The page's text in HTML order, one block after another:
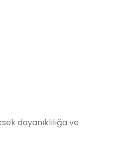
dayanıklılığa ve